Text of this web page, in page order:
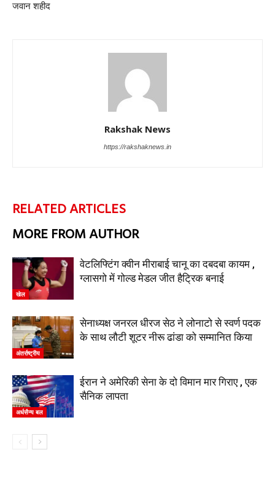
जवान शहीद
Rakshak News
https://rakshaknews.in
RELATED ARTICLES
MORE FROM AUTHOR
खेल
वेटलिफ्टिंग क्वीन मीराबाई चानू का दबदबा कायम ,
ग्लासगो में गोल्ड मेडल जीत हैट्रिक बनाई
अंतर्राष्ट्रीय
सेनाध्यक्ष जनरल धीरज सेठ ने लोनाटो से स्वर्ण पदक
के साथ लौटी शूटर नीरू ढांडा को सम्मानित किया
अर्धसैन्य बल
ईरान ने अमेरिकी सेना के दो विमान मार गिराए , एक
सैनिक लापता